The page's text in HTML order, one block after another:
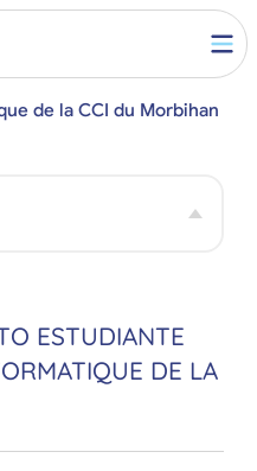
de la CCI du Morbihan
ESTUDIANTE
DE LA